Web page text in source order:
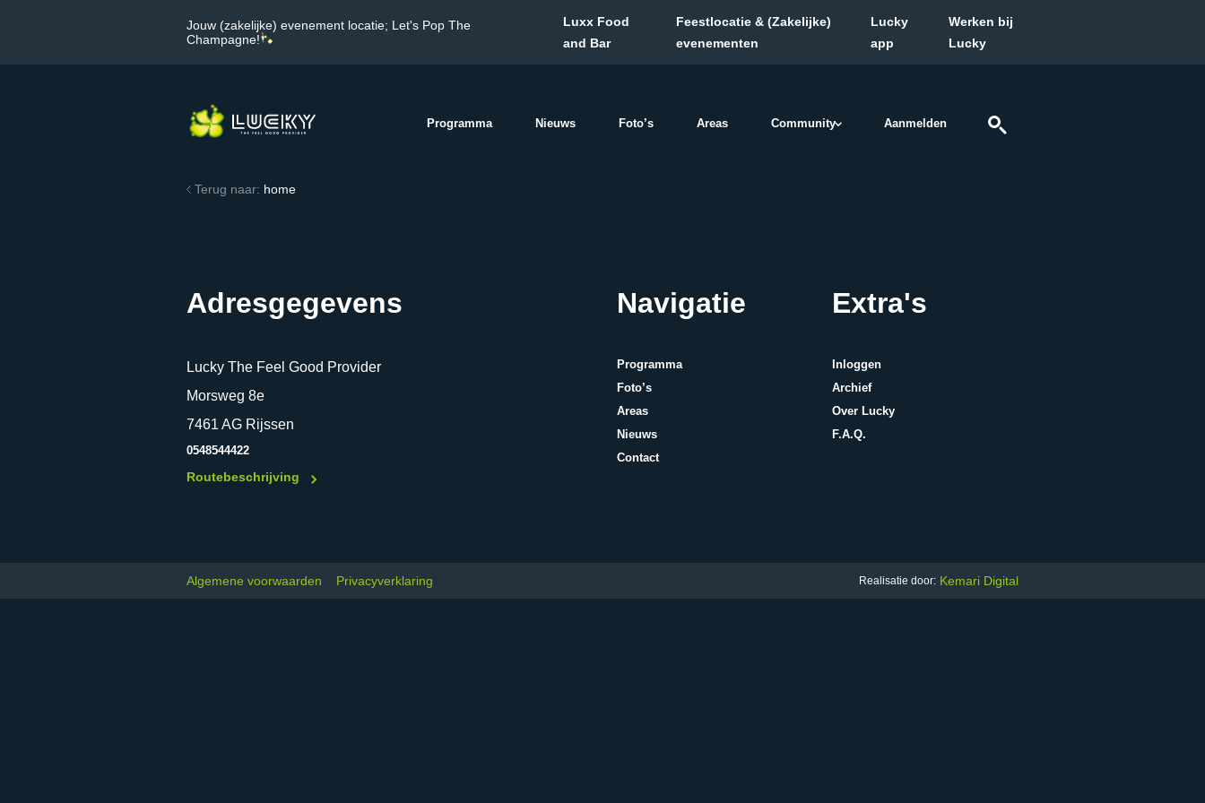
Jouw (zakelijke) evenement locatie; Let's Pop The
Champagne!
Luxx Food
and Bar
Feestlocatie & (Zakelijke)
evenementen
Lucky
app
Werken bij
Lucky
Programma Nieuws Foto’s Areas Community Aanmelden
Terug naar: home
Adresgegevens
Lucky The Feel Good Provider
Morsweg 8e
7461 AG Rijssen
0548544422
Routebeschrijving
Navigatie
Programma
Foto’s
Areas
Nieuws
Contact
Extra's
Inloggen
Archief
Over Lucky
F.A.Q.
Algemene voorwaarden Privacyverklaring Realisatie door: Kemari Digital